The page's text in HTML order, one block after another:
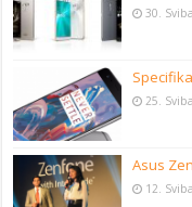
30.
25.
Asus
12.